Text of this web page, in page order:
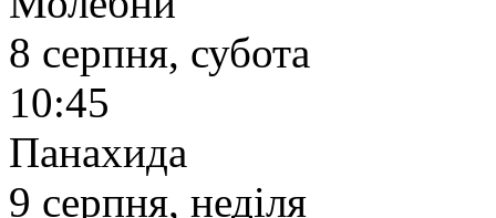
8 серпня, субота
10:45
Панахида
9 серпня, неділя